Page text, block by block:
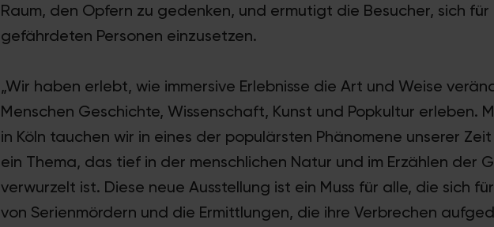
Raum, den Opfern zu gedenken, und ermutigt die Besucher, sich
gefährdeten Personen einzusetzen.
„Wir haben erlebt, wie immersive Erlebnisse die Art und Weise
Menschen Geschichte, Wissenschaft, Kunst und Popkultur erleben.
in Köln tauchen wir in eines der populärsten Phänomene unserer
ein Thema, das tief in der menschlichen Natur und im Erzählen der
verwurzelt ist. Diese neue Ausstellung ist ein Muss für alle, die sich
von Serienmördern und die Ermittlungen, die ihre Verbrechen